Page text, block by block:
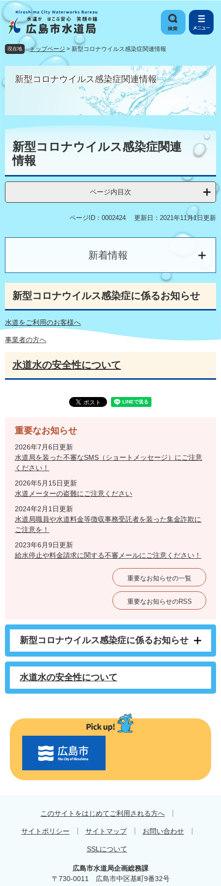
ペ
ー
先
で
。
メ
ニ
を
ば
て
現在地 トップページ > 新型コロナウイルス感染症関連情報
新型コロナウイルス感染症関連情報
本
新型コロナウイルス感染症関連
情報
ページ内目次
ページID：0002424 更新日：2021年11月1日更新
新着情報
新型コロナウイルス感染症に係るお知らせ
水道をご利用のお客様へ
事業者の方へ
水道水の安全性について
重要なお知らせ
2026年7月6日更新
水道局を装った不審なSMS（ショートメッセージ）にご注意
ください！
2026年5月15日更新
水道メーターの盗難にご注意ください
2024年2月1日更新
水道局職員や水道料金等徴収事務受託者を装った集金詐欺に
ご注意を！
2023年6月9日更新
給水停止や料金請求に関する不審メールにご注意ください！
重要なお知らせの一覧
重要なお知らせのRSS
新型コロナウイルス感染症に係るお知らせ
水道水の安全性について
このサイトをはじめてご利用される方へ
サイトポリシー サイトマップ お問い合わせ
SSLについて
広島市水道局企画総務課
〒730-0011 広島市中区基町9番32号